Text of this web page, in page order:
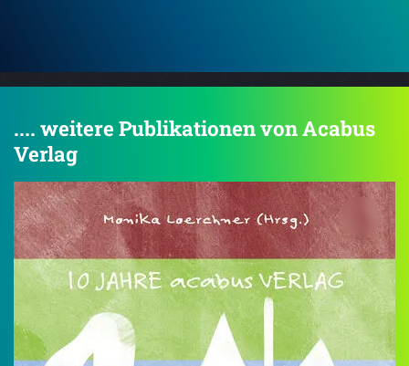
.... weitere Publikationen von Acabus
Verlag